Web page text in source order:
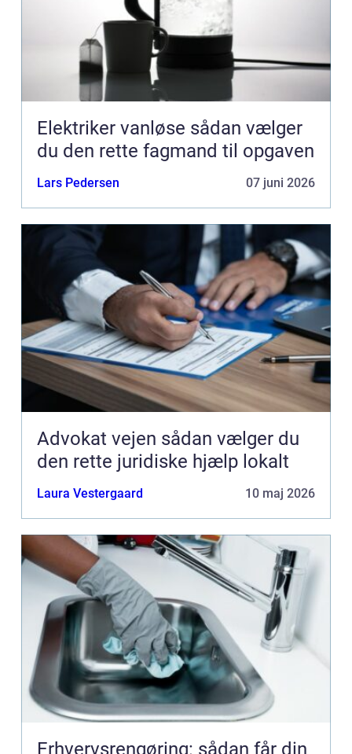
Elektriker vanløse sådan vælger
du den rette fagmand til opgaven
Lars Pedersen 07 juni 2026
Advokat vejen sådan vælger du
den rette juridiske hjælp lokalt
Laura Vestergaard 10 maj 2026
Erhvervsrengøring: sådan får din